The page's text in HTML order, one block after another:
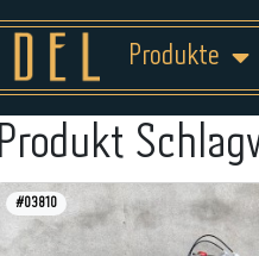
Produkte
Produkt
#03810